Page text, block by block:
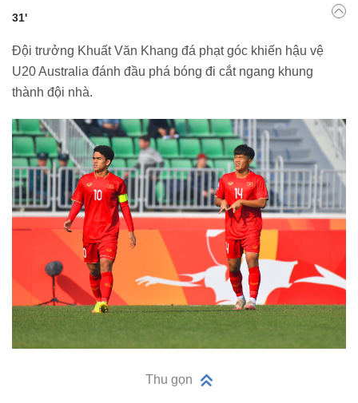
31'
Đội trưởng Khuất Văn Khang đá phạt góc khiến hậu vệ
U20 Australia đánh đầu phá bóng đi cắt ngang khung
thành đội nhà.
Thu gọn